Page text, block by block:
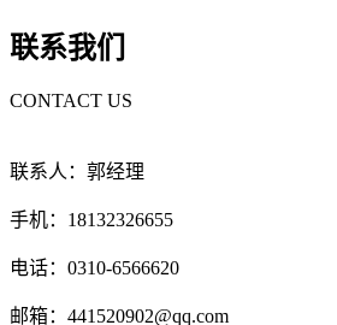
联系我们
CONTACT US
联系人：郭经理
手机：18132326655
电话：0310-6566620
邮箱：441520902@qq.com